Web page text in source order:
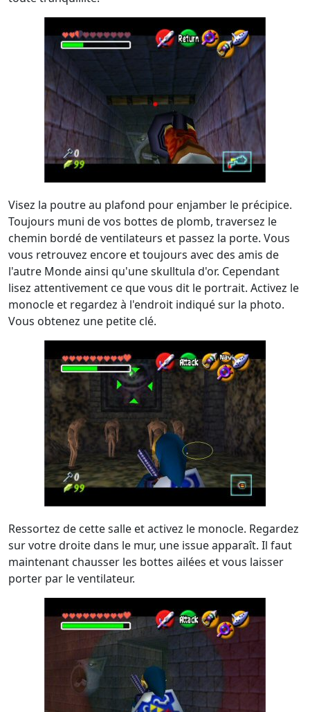
Visez la poutre au plafond pour enjamber le précipice.
Toujours muni de vos bottes de plomb, traversez le
chemin bordé de ventilateurs et passez la porte. Vous
vous retrouvez encore et toujours avec des amis de
l'autre Monde ainsi qu'une skulltula d'or. Cependant
lisez attentivement ce que vous dit le portrait. Activez le
monocle et regardez à l'endroit indiqué sur la photo.
Vous obtenez une petite clé.
Ressortez de cette salle et activez le monocle. Regardez
sur votre droite dans le mur, une issue apparaît. Il faut
maintenant chausser les bottes ailées et vous laisser
porter par le ventilateur.